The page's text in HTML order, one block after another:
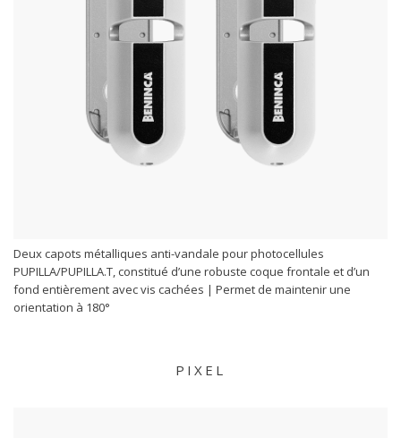
Deux capots métalliques anti-vandale pour photocellules
PUPILLA/PUPILLA.T, constitué d’une robuste coque frontale et d’un
fond entièrement avec vis cachées | Permet de maintenir une
orientation à 180°
PIXEL